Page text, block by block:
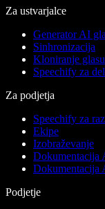
Za ustvarjalce
Generator AI
Sinhronizacija
Kloniranje glasu
Speechify za
Za podjetja
Speechify za
Ekipe
Izobraževanje
Dokumentacija
Dokumentacija
Podjetje